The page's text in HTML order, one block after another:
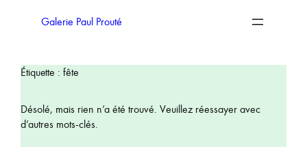
Galerie Paul Prouté
Étiquette : fête
Désolé, mais rien n’a été trouvé. Veuillez réessayer avec
d’autres mots-clés.